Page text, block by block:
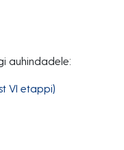
auhindadele:
VI etappi)